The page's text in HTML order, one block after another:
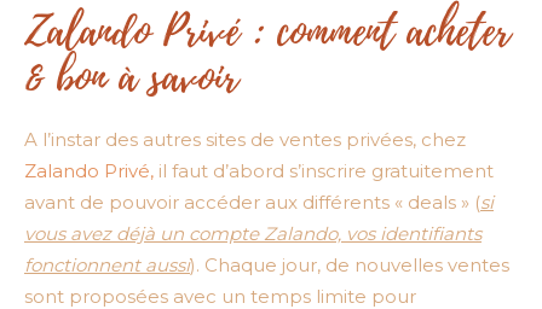
Zalando Privé : comment acheter
& bon à savoir
A l’instar des autres sites de ventes privées, chez
Zalando Privé, il faut d’abord s’inscrire gratuitement
avant de pouvoir accéder aux différents « deals » (si
vous avez déjà un compte Zalando, vos identifiants
fonctionnent aussi). Chaque jour, de nouvelles ventes
sont proposées avec un temps limite pour